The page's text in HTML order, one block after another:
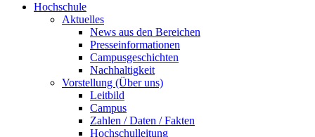
Hochschule
Aktuelles
News aus den Bereichen
Presseinformationen
Campusgeschichten
Nachhaltigkeit
Vorstellung (Über uns)
Leitbild
Campus
Zahlen / Daten / Fakten
Hochschulleitung